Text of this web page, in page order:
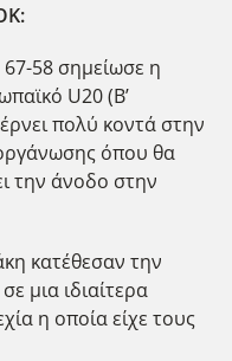
67-58 σημείωσε η
U20 (B’
πολύ κοντά στην
όπου θα
την άνοδο στην
κατέθεσαν την
μια ιδιαίτερα
η οποία είχε τους